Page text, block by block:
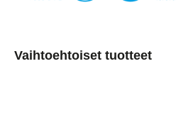
Vaihtoehtoiset tuotteet